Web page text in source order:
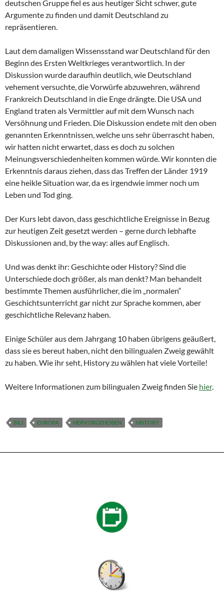
deutschen Gruppe fiel es aus heutiger Sicht schwer, gute
Argumente zu finden und damit Deutschland zu
repräsentieren.
Laut dem damaligen Wissensstand war Deutschland für den
Beginn des Ersten Weltkrieges verantwortlich. In der
Diskussion wurde daraufhin deutlich, wie Deutschland
vehement versuchte, die Vorwürfe abzuwehren, während
Frankreich Deutschland in die Enge drängte. Die USA und
England traten als Vermittler auf mit dem Wunsch nach
Versöhnung und Frieden. Die Diskussion endete mit den oben
genannten Erkenntnissen, welche uns sehr überrascht haben,
wir hatten nicht erwartet, dass es doch zu solchen
Meinungsverschiedenheiten kommen würde. Wir konnten die
Erkenntnis daraus ziehen, dass das Treffen der Länder 1919
eine heikle Situation war, da es irgendwie immer noch um
Leben und Tod ging.
Der Kurs lebt davon, dass geschichtliche Ereignisse in Bezug
zur heutigen Zeit gesetzt werden – gerne durch lebhafte
Diskussionen and, by the way: alles auf Englisch.
Und was denkt ihr: Geschichte oder History? Sind die
Unterschiede doch größer, als man denkt? Man behandelt
bestimmte Themen ausführlicher, die im „normalen“
Geschichtsunterricht gar nicht zur Sprache kommen, aber
geschichtliche Relevanz haben.
Einige Schüler aus dem Jahrgang 10 haben übrigens geäußert,
dass sie es bereut haben, nicht den bilingualen Zweig gewählt
zu haben. Wie ihr seht, History zu wählen hat viele Vorteile!
Weitere Informationen zum bilingualen Zweig finden Sie hier.
BILI EUROPA HERVORGEHOBEN HISTORY